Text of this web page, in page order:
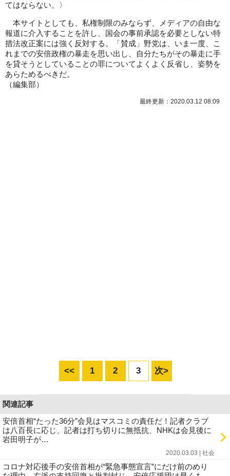
てはならない。〉
本サイトとしても、私権制限のみならず、メディアの自由な
報道に介入することを許し、国会の事前承認を必要としない特
措法改正案には強く反対する。「賛成」野党は、いま一度、こ
れまでの安倍政権の暴走を思い出し、自分たちがその暴走に手
を貸そうとしていることの罪についてよくよく反省し、姿勢を
あらためるべきだ。
（編集部）
最終更新：2020.03.12 08:09
<< 1 2 3 次>
関連記事
安倍首相“たった36分”会見はマスコミの責任だ！記者クラブ
は八百長に応じ、記者は打ち切りに無抵抗、NHKは会見後に
岩田明子が…
2020.03.03 | 社会
コロナ対応後手の安倍首相が“緊急事態宣言”にだけ前のめり